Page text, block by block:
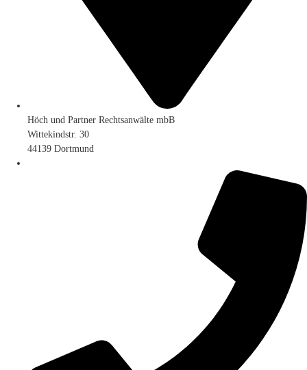
Höch und Partner Rechtsanwälte mbB
Wittekindstr. 30
44139 Dortmund